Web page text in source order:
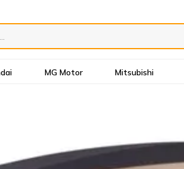
MG Motor Mitsubishi